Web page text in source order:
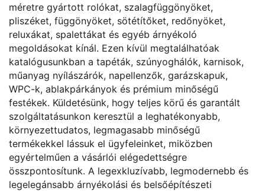
méretre gyártott rolókat, szalagfüggönyöket,
pliszéket, függönyöket, sötétítőket, redőnyöket,
reluxákat, spalettákat és egyéb árnyékoló
megoldásokat kínál. Ezen kívül megtalálhatóak
katalógusunkban a tapéták, szúnyoghálók, karnisok,
műanyag nyílászárók, napellenzők, garázskapuk,
WPC-k, ablakpárkányok és prémium minőségű
festékek. Küldetésünk, hogy teljes körű és garantált
szolgáltatásunkon keresztül a leghatékonyabb,
környezettudatos, legmagasabb minőségű
termékekkel lássuk el ügyfeleinket, miközben
egyértelműen a vásárlói elégedettségre
összpontosítunk. A legexkluzívabb, legmodernebb és
legelegánsabb árnyékolási és belsőépítészeti